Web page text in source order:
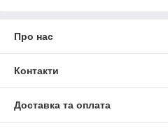
Про нас
Контакти
Доставка та оплата